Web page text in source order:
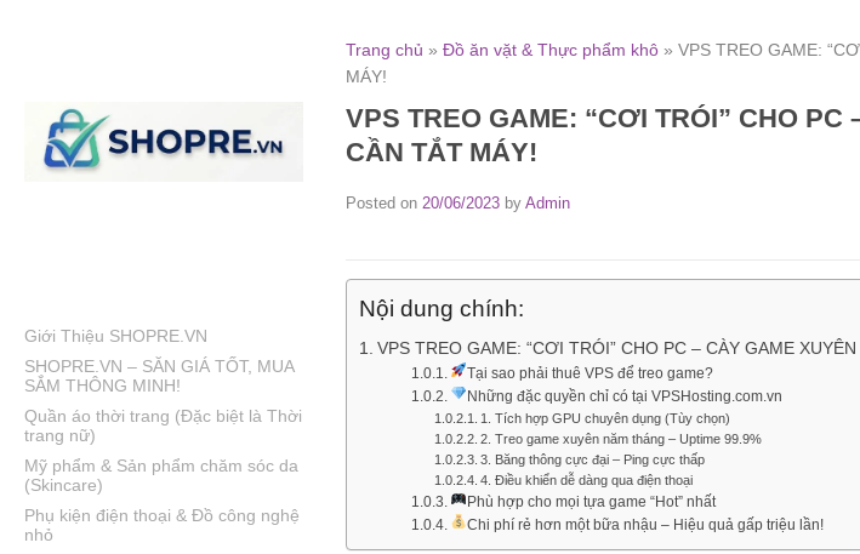
Giới Thiệu SHOPRE.VN
SHOPRE.VN – SĂN GIÁ TỐT, MUA
SẮM THÔNG MINH!
Quần áo thời trang (Đặc biệt là Thời
trang nữ)
Mỹ phẩm & Sản phẩm chăm sóc da
(Skincare)
Phụ kiện điện thoại & Đồ công nghệ
nhỏ
Trang chủ » Đồ ăn vặt & Thực phẩm khô » VPS TREO GAME:
MÁY!
VPS TREO GAME: “CƠI TRÓI” CHO
CẦN TẮT MÁY!
Posted on 20/06/2023 by Admin
Nội dung chính:
VPS TREO GAME: “CƠI TRÓI” CHO PC – CÀY GAME
Tại sao phải thuê VPS để treo game?
Những đặc quyền chỉ có tại VPSHosting.com.vn
1. Tích hợp GPU chuyên dụng (Tùy chọn)
2. Treo game xuyên năm tháng – Uptime 99.9%
3. Băng thông cực đại – Ping cực thấp
4. Điều khiển dễ dàng qua điện thoại
Phù hợp cho mọi tựa game “Hot” nhất
Chi phí rẻ hơn một bữa nhậu – Hiệu quả gấp triệu lần!